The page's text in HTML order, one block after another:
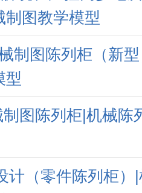
制图教学模型
制图陈列柜（新
型
图陈列柜|机械陈
计（零件陈列柜）